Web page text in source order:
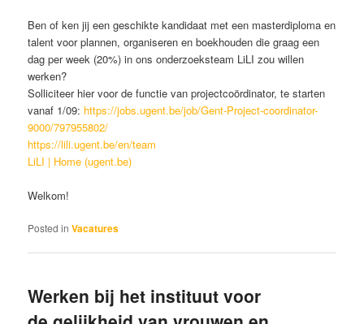
Ben of ken jij een geschikte kandidaat met een masterdiploma en
talent voor plannen, organiseren en boekhouden die graag een
dag per week (20%) in ons onderzoeksteam LiLI zou willen
werken?
Solliciteer hier voor de functie van projectcoördinator, te starten
vanaf 1/09: https://jobs.ugent.be/job/Gent-Project-coordinator-
9000/797955802/
https://lili.ugent.be/en/team
LiLI | Home (ugent.be)
Welkom!
Posted in Vacatures
Werken bij het instituut voor